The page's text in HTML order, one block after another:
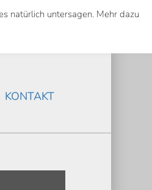
Suche
Search
KONTAKT
natürlich untersagen. Mehr dazu